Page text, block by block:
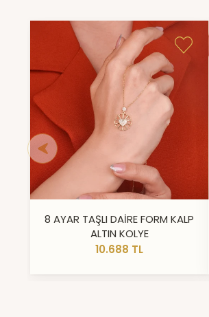
8 AYAR TAŞLI DAİRE FORM KALP
ALTIN KOLYE
10.688 TL